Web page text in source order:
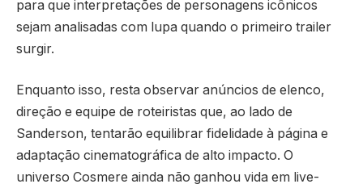
para que interpretações de personagens icônicos
sejam analisadas com lupa quando o primeiro trailer
surgir.
Enquanto isso, resta observar anúncios de elenco,
direção e equipe de roteiristas que, ao lado de
Sanderson, tentarão equilibrar fidelidade à página e
adaptação cinematográfica de alto impacto. O
universo Cosmere ainda não ganhou vida em live-